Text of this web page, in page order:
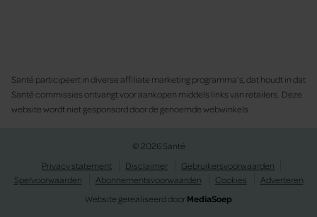
Santé participeert in diverse affiliate marketing programma’s, dat houdt in dat
Santé commissies ontvangt voor aankopen middels links van retailers. Deze
website wordt niet gesponsord door de genoemde webwinkels.
© 2026 Santé
Privacy statement
Disclaimer
Gebruikersvoorwaarden
Spelvoorwaarden
Abonnementsvoorwaarden Cookies
Adverteren
Website gerealiseerd doorMediaSoep